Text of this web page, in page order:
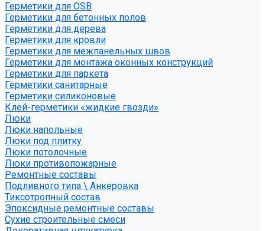
Герметики для OSB
Герметики для бетонных полов
Герметики для дерева
Герметики для кровли
Герметики для межпанельных швов
Герметики для монтажа оконных конструкций
Герметики для паркета
Герметики санитарные
Герметики силиконовые
Клей-герметики «жидкие гвозди»
Люки
Люки напольные
Люки под плитку
Люки потолочные
Люки противопожарные
Ремонтные составы
Подливного типа \ Анкеровка
Тиксотропный состав
Эпоксидные ремонтные составы
Сухие строительные смеси